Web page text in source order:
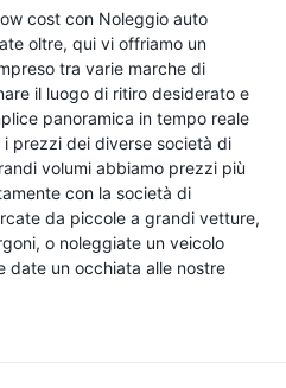
cost con Noleggio auto
oltre, qui vi offriamo un
tra varie marche di
il luogo di ritiro desiderato e
panoramica in tempo reale
prezzi dei diverse società di
volumi abbiamo prezzi più
con la società di
da piccole a grandi vetture,
o noleggiate un veicolo
date un occhiata alle nostre